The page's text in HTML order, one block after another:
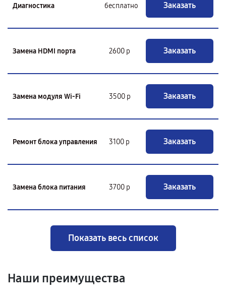
Диагностика бесплатно Заказать
Замена HDMI порта 2600 р Заказать
Замена модуля Wi-Fi 3500 р Заказать
Ремонт блока управления 3100 р Заказать
Замена блока питания 3700 р Заказать
Показать весь список
Наши преимущества